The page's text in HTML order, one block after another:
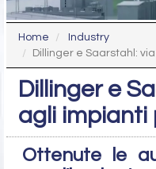
Home
Industry
Dillinger e Saarstahl:
Dillinger e
agli impianti
Ottenute le